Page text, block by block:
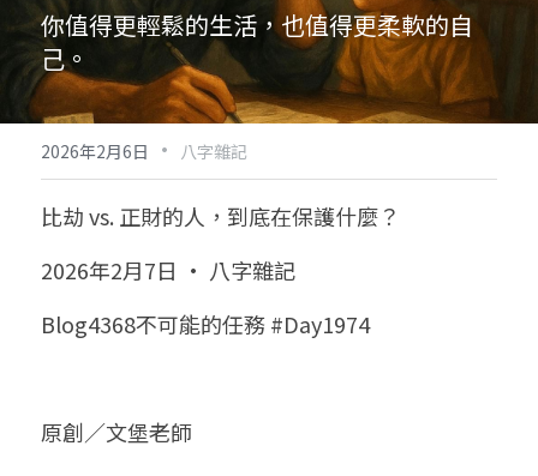
祖傳命理
手工印鑑
課程介紹
五行八字學
後天派陽宅
Blog
黃金會員專區
八字雜記
心靈成長
人氣最高
臉書生活
試閱專區
Podcast聽書
團隊訓練營
八字視頻
線上直播
線上學苑
八字初階班1
八字初階班2
八字中階班
命理商城
八字完整班
科學八字推理PDF
我的著作
科學八字推理2
批命預約
登錄/註冊
你值得更輕鬆的生活，也值得更柔軟的自
己。
2026年2月6日 · 八字雜記
比劫 vs. 正財的人，到底在保護什麼？
2026年2月7日 · 八字雜記
Blog4368不可能的任務 #Day1974
原創／文堡老師
《十神高階實戰錄》完整典藏版
1美元超值PDF